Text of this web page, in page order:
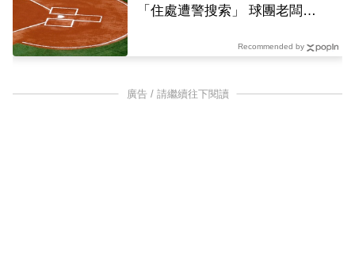
「住處遭警搜索」 球團老闆公
Recommended by
廣告 / 請繼續往下閱讀